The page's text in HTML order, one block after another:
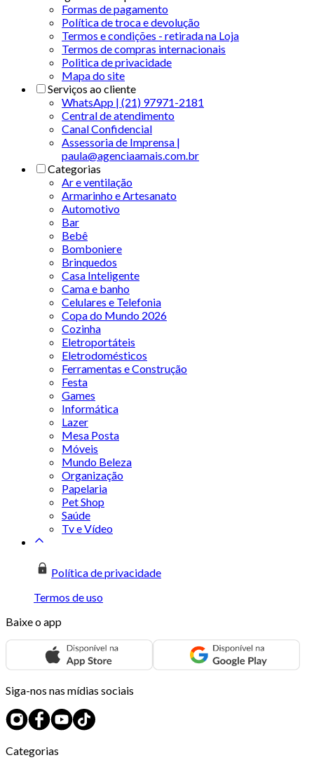
Formas de pagamento
Política de troca e devolução
Termos e condições - retirada na Loja
Termos de compras internacionais
Politica de privacidade
Mapa do site
Serviços ao cliente
WhatsApp | (21) 97971-2181
Central de atendimento
Canal Confidencial
Assessoria de Imprensa |
paula@agenciaamais.com.br
Categorias
Ar e ventilação
Armarinho e Artesanato
Automotivo
Bar
Bebê
Bomboniere
Brinquedos
Casa Inteligente
Cama e banho
Celulares e Telefonia
Copa do Mundo 2026
Cozinha
Eletroportáteis
Eletrodomésticos
Ferramentas e Construção
Festa
Games
Informática
Lazer
Mesa Posta
Móveis
Mundo Beleza
Organização
Papelaria
Pet Shop
Saúde
Tv e Vídeo
Política de privacidade
Termos de uso
Baixe o app
Siga-nos nas mídias sociais
Categorias